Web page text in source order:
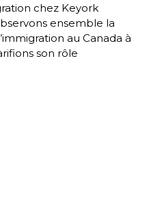
chez Keyork
ensemble la
au Canada à
son rôle